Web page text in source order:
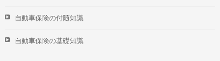
自動車保険の付随知識
自動車保険の基礎知識